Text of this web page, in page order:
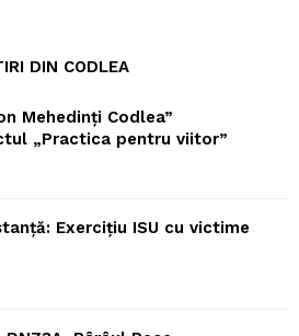
DIN CODLEA
Mehedinți Codlea”
„Practica pentru viitor”
Exercițiu ISU cu victime